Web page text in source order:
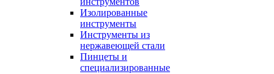
Изолированные
инструменты
Инструменты из
нержавеющей стали
Пинцеты и
специализированные